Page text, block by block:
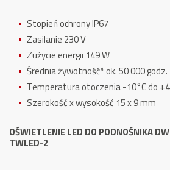
Stopień ochrony IP67
Zasilanie 230 V
Zużycie energii 149 W
Średnia żywotność* ok. 50 000 godz.
Temperatura otoczenia -10°C do
Szerokość x wysokość 15 x 9 mm
OŚWIETLENIE LED DO PODNOŚNIKA
TWLED-2